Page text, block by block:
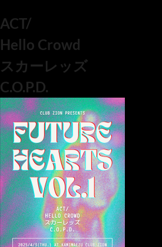
ACT/
Hello Crowd
スカーレッズ
C.O.P.D.